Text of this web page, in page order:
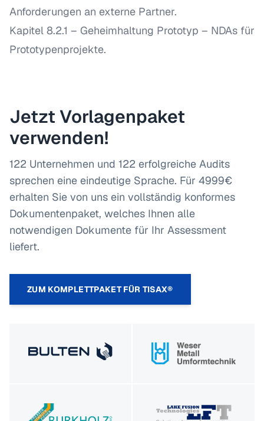
Anforderungen an externe Partner.
Kapitel 8.2.1 – Geheimhaltung Prototyp – NDAs für
Prototypenprojekte.
Jetzt Vorlagenpaket
verwenden!
122 Unternehmen und 122 erfolgreiche Audits
sprechen eine eindeutige Sprache. Für 4999€
erhalten Sie von uns ein vollständig konformes
Dokumentenpaket, welches Ihnen alle
notwendigen Dokumente für Ihr Assessment
liefert.
ZUM KOMPLETTPAKET FÜR TISAX®